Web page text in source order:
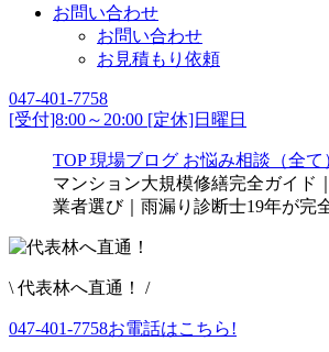
お問い合わせ
お問い合わせ
お見積もり依頼
047-401-7758
[受付]8:00～20:00 [定休]日曜日
TOP 現場ブログ お悩み相談（全て
マンション大規模修繕完全ガイド
業者選び｜雨漏り診断士19年が完
\ 代表林へ直通！ /
047-401-7758お電話はこちら!